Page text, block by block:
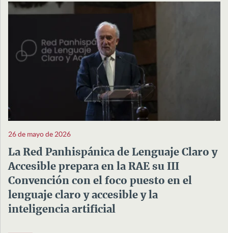
26 de mayo de 2026
La Red Panhispánica de Lenguaje Claro y
Accesible prepara en la RAE su III
Convención con el foco puesto en el
lenguaje claro y accesible y la
inteligencia artificial